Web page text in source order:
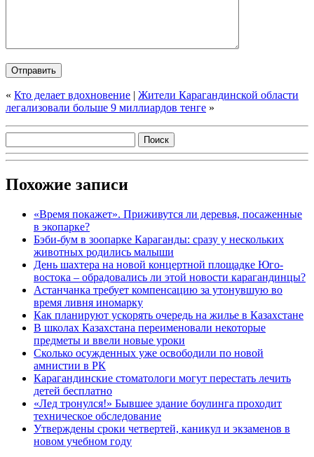
« Кто делает вдохновение | Жители Карагандинской области
легализовали больше 9 миллиардов тенге »
Похожие записи
«Время покажет». Приживутся ли деревья, посаженные
в экопарке?
Бэби-бум в зоопарке Караганды: сразу у нескольких
животных родились малыши
День шахтера на новой концертной площадке Юго-
востока – обрадовались ли этой новости карагандинцы?
Астанчанка требует компенсацию за утонувшую во
время ливня иномарку
Как планируют ускорять очередь на жилье в Казахстане
В школах Казахстана переименовали некоторые
предметы и ввели новые уроки
Сколько осужденных уже освободили по новой
амнистии в РК
Карагандинские стоматологи могут перестать лечить
детей бесплатно
«Лед тронулся!» Бывшее здание боулинга проходит
техническое обследование
Утверждены сроки четвертей, каникул и экзаменов в
новом учебном году